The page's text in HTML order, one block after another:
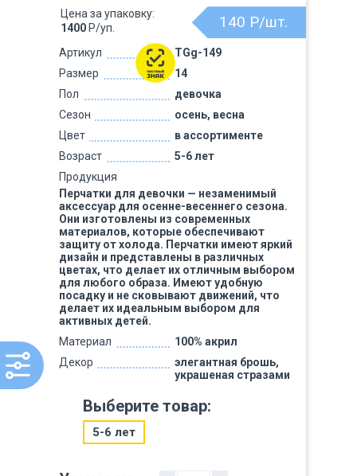
Артикул
TGg-149
Размер
14
Пол
девочка
Сезон
осень, весна
Цвет
в ассортименте
Возраст
5-6 лет
Продукция
Перчатки для девочки — незаменимый
аксессуар для осенне-весеннего сезона.
Они изготовлены из современных
материалов, которые обеспечивают
защиту от холода. Перчатки имеют яркий
дизайн и представлены в различных
цветах, что делает их отличным выбором
для любого образа. Имеют удобную
посадку и не сковывают движений, что
делает их идеальным выбором для
активных детей.
Материал
100% акрил
Декор
элегантная брошь,
украшеная стразами
140 Р/шт.
Цена за упаковку:
1400 Р/уп.
Выберите товар:
5-6 лет